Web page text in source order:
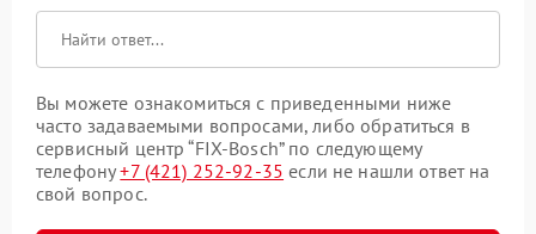
Вы можете ознакомиться с приведенными ниже
часто задаваемыми вопросами, либо обратиться в
сервисный центр “FIX-Bosch” по следующему
телефону+7 (421) 252-92-35 если не нашли ответ на
свой вопрос.